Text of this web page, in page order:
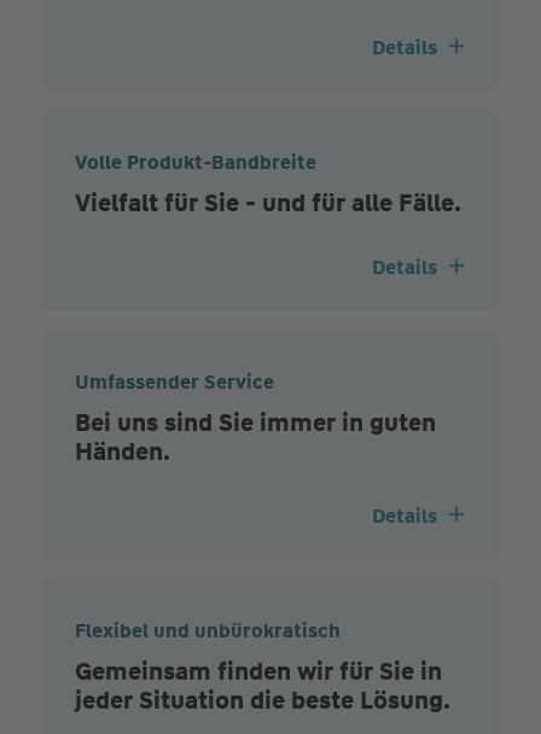
Details
Volle Produkt-Bandbreite
Vielfalt für Sie - und für alle Fälle.
Details
Umfassender Service
Bei uns sind Sie immer in guten
Händen.
Details
Flexibel und unbürokratisch
Gemeinsam finden wir für Sie in
jeder Situation die beste Lösung.